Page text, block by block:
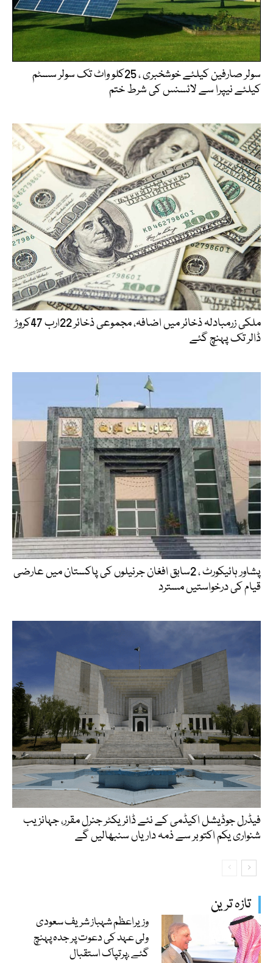
تازہ ترین
وزیراعظم شہباز شریف سعودی
ولی عہد کی دعوت پر جدہ پہنچ
گئے ،پرتپاک استقبال
سولر صارفین کیلئے خوشخبری ، 25کلو واٹ تک سولر سسٹم
کیلئے نیپرا سے لائسنس کی شرط ختم
ملکی زرمبادلہ ذخائر میں اضافہ، مجموعی ذخائر 22ارب 47کروڑ
ڈالر تک پہنچ گئے
پشاور ہائیکورٹ ، 2سابق افغان جرنیلوں کی پاکستان میں عارضی
قیام کی درخواستیں مسترد
فیڈرل جوڈیشل اکیڈمی کے نئے ڈائریکٹر جنرل مقرر، جہانزیب
شنواری یکم اکتوبر سے ذمہ داریاں سنبھالیں گے